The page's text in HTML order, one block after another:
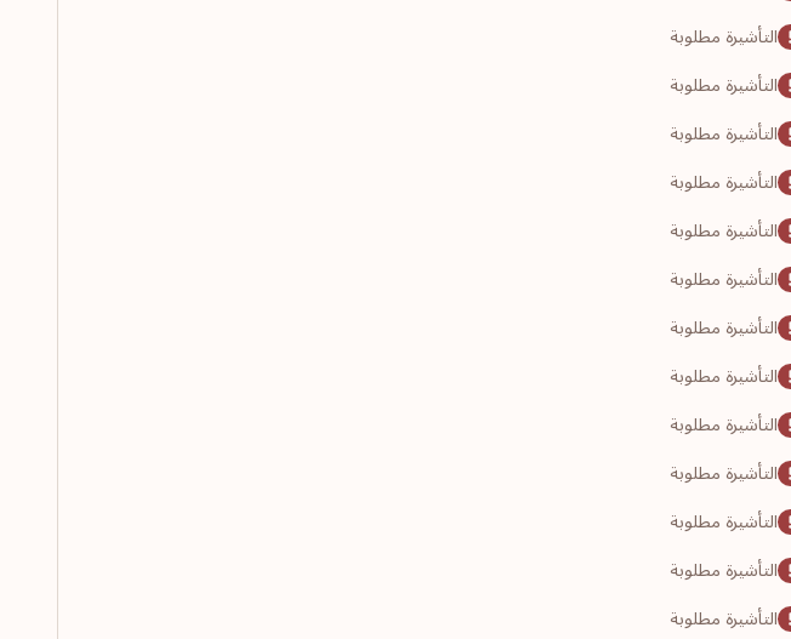
التأشيرة مطلوبة
التأشيرة مطلوبة
التأشيرة مطلوبة
التأشيرة مطلوبة
التأشيرة مطلوبة
التأشيرة مطلوبة
التأشيرة مطلوبة
التأشيرة مطلوبة
التأشيرة مطلوبة
التأشيرة مطلوبة
التأشيرة مطلوبة
التأشيرة مطلوبة
التأشيرة مطلوبة